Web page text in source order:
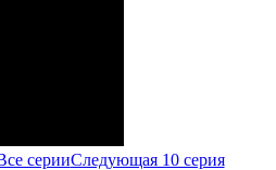
серииСледующая 10 серия